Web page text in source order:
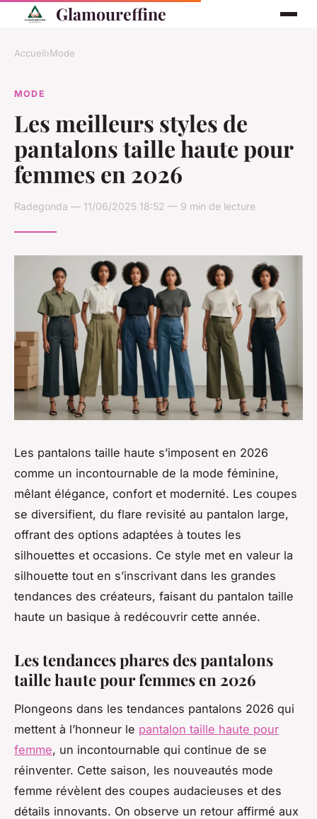
Glamoureffine
Accueil›Mode
MODE
Les meilleurs styles de
pantalons taille haute pour
femmes en 2026
Radegonda — 11/06/2025 18:52 — 9 min de lecture
Les pantalons taille haute s’imposent en 2026
comme un incontournable de la mode féminine,
mêlant élégance, confort et modernité. Les coupes
se diversifient, du flare revisité au pantalon large,
offrant des options adaptées à toutes les
silhouettes et occasions. Ce style met en valeur la
silhouette tout en s’inscrivant dans les grandes
tendances des créateurs, faisant du pantalon taille
haute un basique à redécouvrir cette année.
Les tendances phares des pantalons
taille haute pour femmes en 2026
Plongeons dans les tendances pantalons 2026 qui
mettent à l’honneur le pantalon taille haute pour
femme, un incontournable qui continue de se
réinventer. Cette saison, les nouveautés mode
femme révèlent des coupes audacieuses et des
détails innovants. On observe un retour affirmé aux